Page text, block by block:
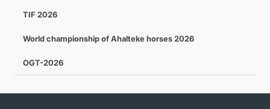
TIF 2026
World championship of Ahalteke horses 2026
OGT-2026